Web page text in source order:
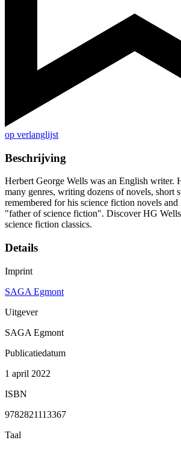
op verlanglijst
Beschrijving
Herbert George Wells was an English writer.
many genres, writing dozens of novels, short
remembered for his science fiction novels and
"father of science fiction". Discover HG
science fiction classics.
Details
Imprint
SAGA Egmont
Uitgever
SAGA Egmont
Publicatiedatum
1 april 2022
ISBN
9782821113367
Taal